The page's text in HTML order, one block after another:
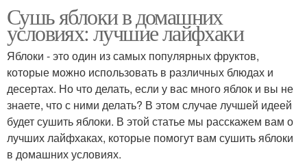
Сушь яблоки в домашних
условиях: лучшие лайфхаки
Яблоки - это один из самых популярных фруктов,
которые можно использовать в различных блюдах и
десертах. Но что делать, если у вас много яблок и вы не
знаете, что с ними делать? В этом случае лучшей идеей
будет сушить яблоки. В этой статье мы расскажем вам о
лучших лайфхаках, которые помогут вам сушить яблоки
в домашних условиях.